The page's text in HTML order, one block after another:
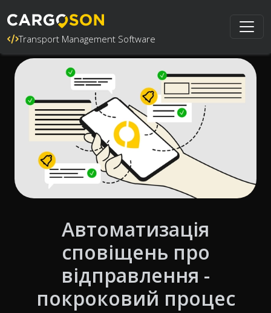
Transport Management Software
Автоматизація
сповіщень про
відправлення -
покроковий процес